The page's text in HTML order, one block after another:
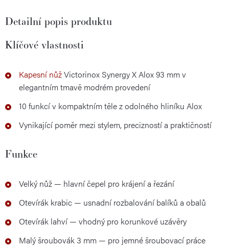
Detailní popis produktu
Klíčové vlastnosti
Kapesní nůžVictorinox Synergy X Alox 93 mm v
elegantním tmavě modrém provedení
10 funkcí v kompaktním těle z odolného hliníku Alox
Vynikající poměr mezi stylem, precizností a praktičností
Funkce
Velký nůž — hlavní čepel pro krájení a řezání
Otevírák krabic — usnadní rozbalování balíků a obalů
Otevírák lahví — vhodný pro korunkové uzávěry
Malý šroubovák 3 mm — pro jemné šroubovací práce